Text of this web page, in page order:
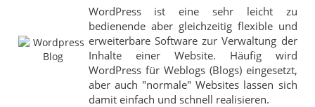
WordPress ist eine sehr leicht zu
bedienende aber gleichzeitig flexible und
erweiterbare Software zur Verwaltung der
Inhalte einer Website. Häufig wird
WordPress für Weblogs (Blogs) eingesetzt,
aber auch "normale" Websites lassen sich
damit einfach und schnell realisieren.